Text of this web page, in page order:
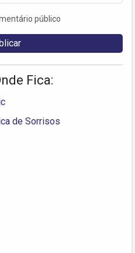
público
Fica:
de Sorrisos